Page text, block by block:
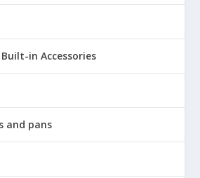
in Accessories
and pans